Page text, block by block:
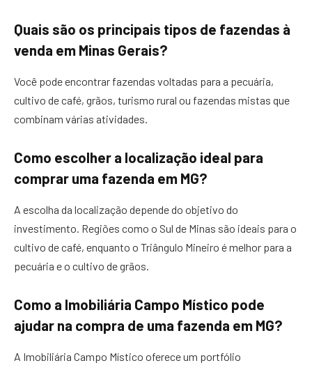
Quais são os principais tipos de fazendas à
venda em Minas Gerais?
Você pode encontrar fazendas voltadas para a pecuária,
cultivo de café, grãos, turismo rural ou fazendas mistas que
combinam várias atividades.
Como escolher a localização ideal para
comprar uma fazenda em MG?
A escolha da localização depende do objetivo do
investimento. Regiões como o Sul de Minas são ideais para o
cultivo de café, enquanto o Triângulo Mineiro é melhor para a
pecuária e o cultivo de grãos.
Como a Imobiliária Campo Místico pode
ajudar na compra de uma fazenda em MG?
A Imobiliária Campo Místico oferece um portfólio